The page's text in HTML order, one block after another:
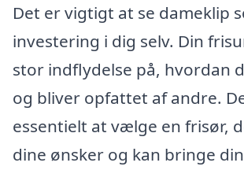
Det er vigtigt at se dameklip
investering i dig selv. Din
stor indflydelse på, hvordan
og bliver opfattet af andre.
essentielt at vælge en frisør,
dine ønsker og kan bringe